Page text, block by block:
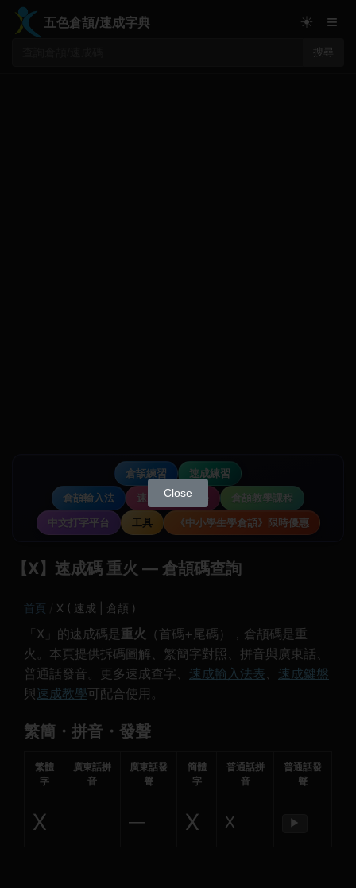
五色倉頡/速成字典
搜尋
☀ ≡
倉頡練習
速成練習
倉頡輸入法
速成輸入法教學
倉頡教學課程
中文打字平台
工具 《中小學生學倉頡》限時優惠
【Χ】速成碼 重火 — 倉頡碼查詢
首頁 Χ ( 速成 | 倉頡 )
「Χ」的速成碼是 重火 （首碼+尾碼），倉頡碼是重
火。本頁提供拆碼圖解、繁簡字對照、拼音與廣東話、
普通話發音。更多速成查字、 速成輸入法表、 速成鍵盤
與速成教學可配合使用。
繁簡・拼音・發聲
繁體
字
廣東話拼
音
廣東話發
聲
簡體
字
普通話拼
音
普通話發
聲
Χ — Χ Χ ▶
Close